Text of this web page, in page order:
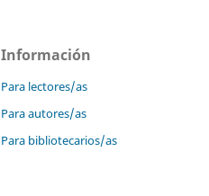
Información
Para lectores/as
Para autores/as
Para bibliotecarios/as